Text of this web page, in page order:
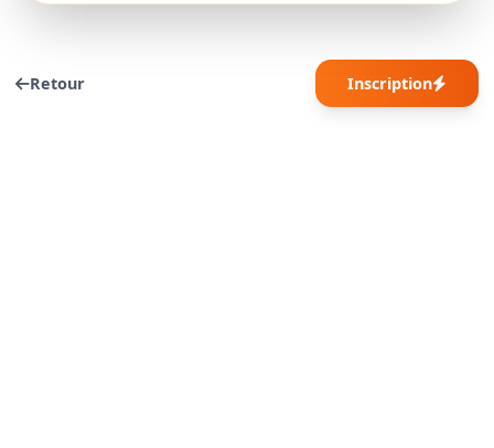
Retour Inscription